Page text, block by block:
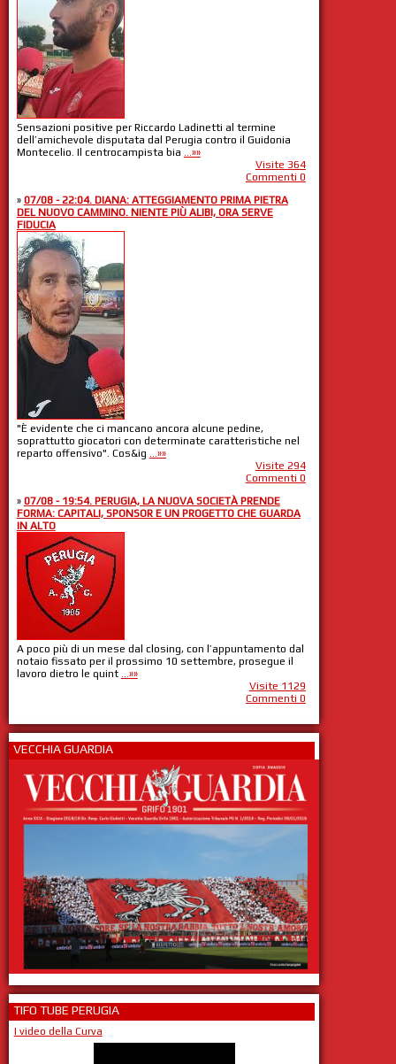
Sensazioni positive per Riccardo Ladinetti al termine
dell’amichevole disputata dal Perugia contro il Guidonia
Montecelio. Il centrocampista bia ...»»
Visite 364
Commenti 0
» 07/08 - 22:04. DIANA: ATTEGGIAMENTO PRIMA PIETRA
DEL NUOVO CAMMINO. NIENTE PIÙ ALIBI, ORA SERVE
FIDUCIA
"È evidente che ci mancano ancora alcune pedine,
soprattutto giocatori con determinate caratteristiche nel
reparto offensivo". Cos&ig ...»»
Visite 294
Commenti 0
» 07/08 - 19:54. PERUGIA, LA NUOVA SOCIETÀ PRENDE
FORMA: CAPITALI, SPONSOR E UN PROGETTO CHE GUARDA
IN ALTO
A poco più di un mese dal closing, con l’appuntamento dal
notaio fissato per il prossimo 10 settembre, prosegue il
lavoro dietro le quint ...»»
Visite 1129
Commenti 0
VECCHIA GUARDIA
TIFO TUBE PERUGIA
I video della Curva